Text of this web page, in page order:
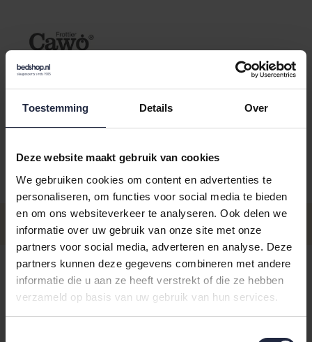
Toestemming Details Over
Deze website maakt gebruik van cookies
We gebruiken cookies om content en advertenties te
personaliseren, om functies voor social media te bieden
en om ons websiteverkeer te analyseren. Ook delen we
informatie over uw gebruik van onze site met onze
partners voor social media, adverteren en analyse. Deze
partners kunnen deze gegevens combineren met andere
informatie die u aan ze heeft verstrekt of die ze hebben
verzameld op basis van uw gebruik van hun services.
Kies je kleur: rood-zwart
Aantal
Maat 48
- Levertijd: 4-8 werkdagen
€159,9
Incl. BTW
Maat 50 €159,9
Incl. BTW
Maat 52
- Levertijd: 4-8 werkdagen
€159,9
Incl. BTW